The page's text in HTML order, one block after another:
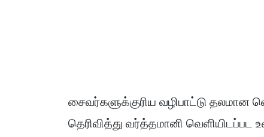
சைவர்களுக்குரிய வழிபாட்டு
தெரிவித்து வர்த்தமானி